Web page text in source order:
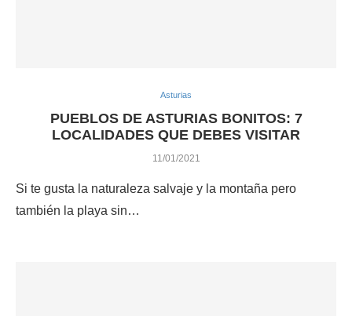
Asturias
PUEBLOS DE ASTURIAS BONITOS: 7
LOCALIDADES QUE DEBES VISITAR
11/01/2021
Si te gusta la naturaleza salvaje y la montaña pero
también la playa sin…